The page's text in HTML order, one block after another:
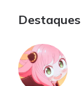
Destaques